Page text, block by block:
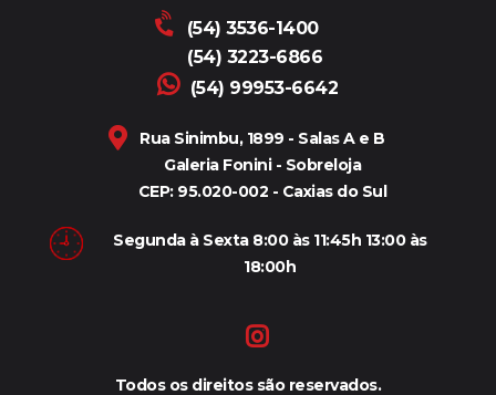
(54) 3536-1400
(54) 3223-6866
(54) 99953-6642
Rua Sinimbu, 1899 - Salas A e B
Galeria Fonini - Sobreloja
CEP: 95.020-002 - Caxias do Sul
Segunda à Sexta 8:00 às 11:45h 13:00 às
18:00h
Todos os direitos são reservados.